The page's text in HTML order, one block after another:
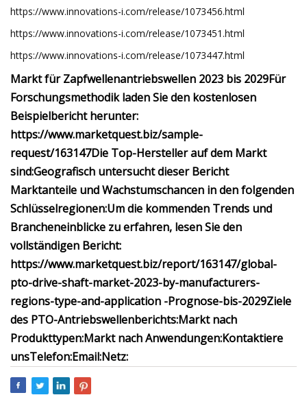
https://www.innovations-i.com/release/1073456.html
https://www.innovations-i.com/release/1073451.html
https://www.innovations-i.com/release/1073447.html
Markt für Zapfwellenantriebswellen 2023 bis 2029Für
Forschungsmethodik laden Sie den kostenlosen
Beispielbericht herunter:
https://www.marketquest.biz/sample-
request/163147Die Top-Hersteller auf dem Markt
sind:Geografisch untersucht dieser Bericht
Marktanteile und Wachstumschancen in den folgenden
Schlüsselregionen:Um die kommenden Trends und
Brancheneinblicke zu erfahren, lesen Sie den
vollständigen Bericht:
https://www.marketquest.biz/report/163147/global-
pto-drive-shaft-market-2023-by-manufacturers-
regions-type-and-application -Prognose-bis-2029Ziele
des PTO-Antriebswellenberichts:Markt nach
Produkttypen:Markt nach Anwendungen:Kontaktiere
unsTelefon:Email:Netz: